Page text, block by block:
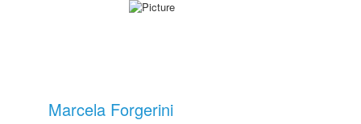
Marcela Forgerini